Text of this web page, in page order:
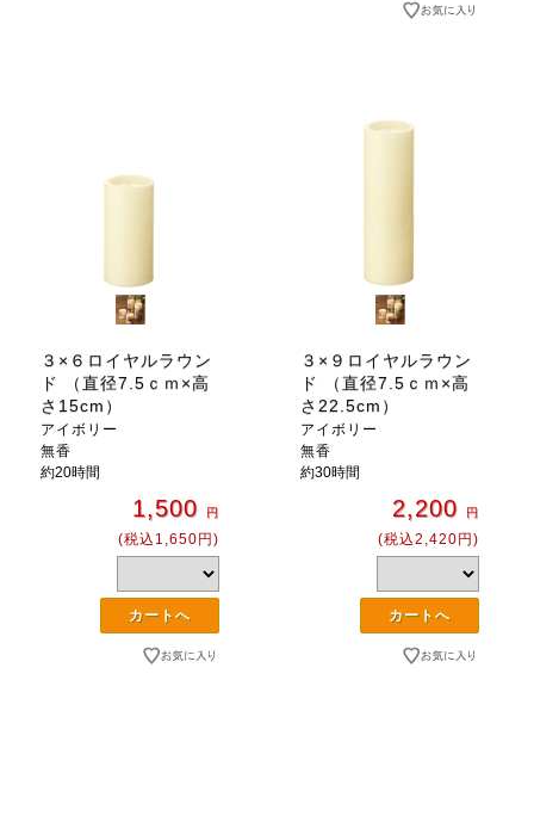
３×６ロイヤルラウン
ド （直径7.5ｃｍ×高
さ15cm）
アイボリー
無香
約20時間
1,500 円
(税込1,650円)
３×９ロイヤルラウン
ド （直径7.5ｃｍ×高
さ22.5cm）
アイボリー
無香
約30時間
2,200 円
(税込2,420円)